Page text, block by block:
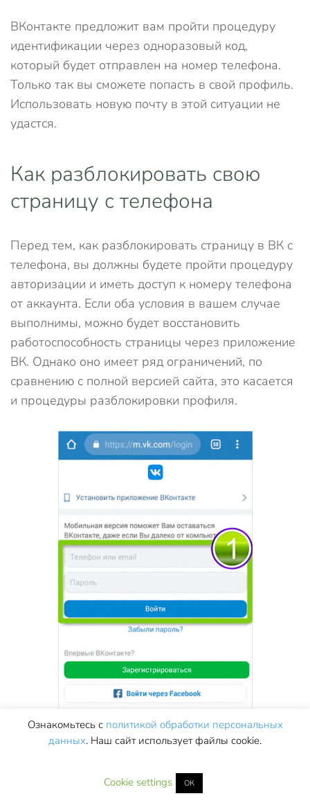
ВКонтакте предложит вам пройти процедуру
идентификации через одноразовый код,
который будет отправлен на номер телефона.
Только так вы сможете попасть в свой профиль.
Использовать новую почту в этой ситуации не
удастся.
Как разблокировать свою
страницу с телефона
Перед тем, как разблокировать страницу в ВК с
телефона, вы должны будете пройти процедуру
авторизации и иметь доступ к номеру телефона
от аккаунта. Если оба условия в вашем случае
выполнимы, можно будет восстановить
работоспособность страницы через приложение
ВК. Однако оно имеет ряд ограничений, по
сравнению с полной версией сайта, это касается
и процедуры разблокировки профиля.
Сначала совершите вход, как вы это делаете
обычно через ввод пары логина и пароля. На
Ознакомьтесь с политикой обработки персональных
данных. Наш сайт использует файлы cookie.
Cookie settings ОК